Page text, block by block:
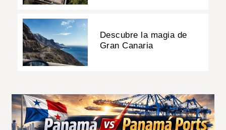
Descubre la magia de
Gran Canaria